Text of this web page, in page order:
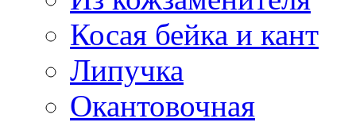
Косая бейка и кант
Липучка
Окантовочная